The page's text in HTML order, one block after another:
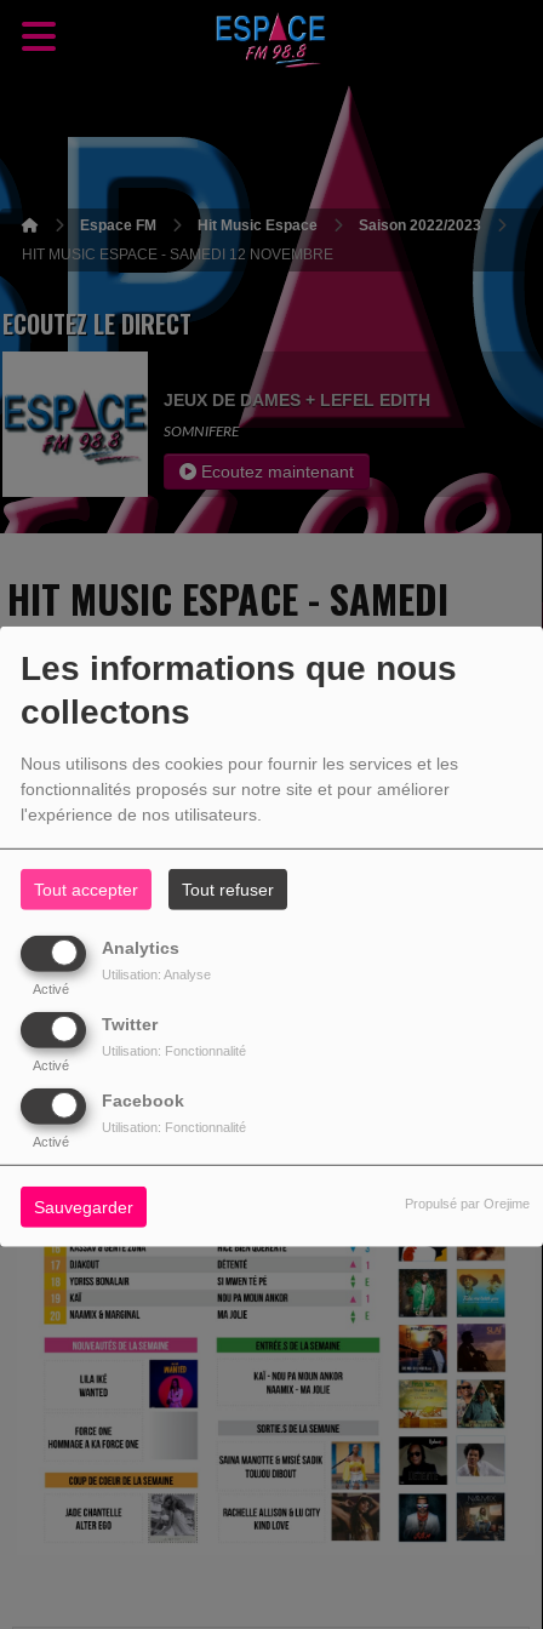
Les informations que nous
collectons
Nous utilisons des cookies pour fournir les services et les
fonctionnalités proposés sur notre site et pour améliorer
l'expérience de nos utilisateurs.
Tout accepter Tout refuser
Analytics
Activé
Utilisation: Analyse
Twitter
Activé
Utilisation: Fonctionnalité
Facebook
Activé
Utilisation: Fonctionnalité
Sauvegarder Propulsé par Orejime
Espace FM Hit Music Espace
Saison 2022/2023
HIT MUSIC ESPACE - SAMEDI 12 NOVEMBRE
ECOUTEZ LE DIRECT
JEUX DE DAMES + LEFEL EDITH
SOMNIFERE
Ecoutez maintenant
HIT MUSIC ESPACE - SAMEDI
12 NOVEMBRE